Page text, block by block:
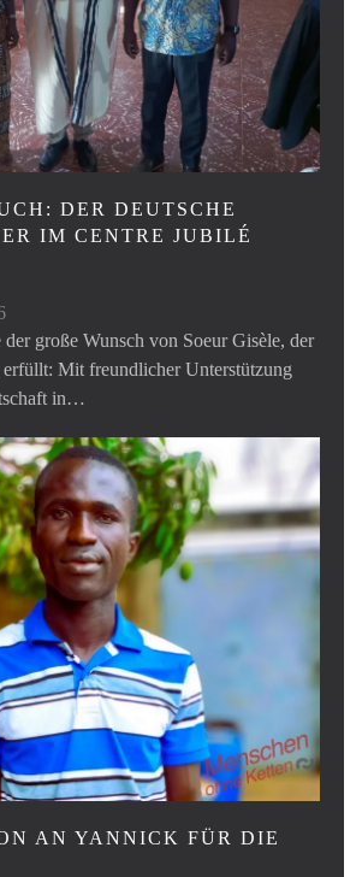
DER DEUTSCHE
IM CENTRE JUBILÉ
große Wunsch von Soeur Gisèle, der
Mit freundlicher Unterstützung
in…
AN YANNICK FÜR DIE